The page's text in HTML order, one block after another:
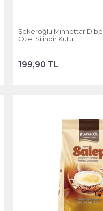
Şekeroğlu Minnettar
Özel Silindir Kutu
199,90 TL